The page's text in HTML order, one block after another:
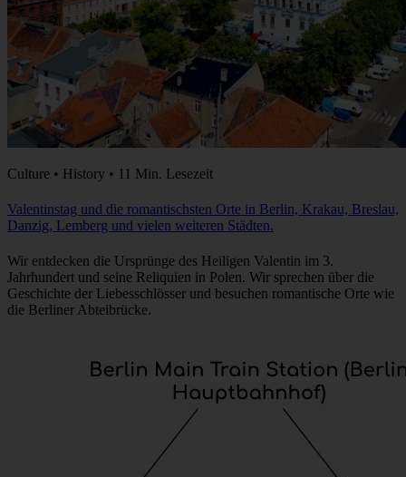
Culture • History • 11 Min. Lesezeit
Valentinstag und die romantischsten Orte in Berlin, Krakau, Breslau,
Danzig, Lemberg und vielen weiteren Städten.
Wir entdecken die Ursprünge des Heiligen Valentin im 3.
Jahrhundert und seine Reliquien in Polen. Wir sprechen über die
Geschichte der Liebesschlösser und besuchen romantische Orte wie
die Berliner Abteibrücke.